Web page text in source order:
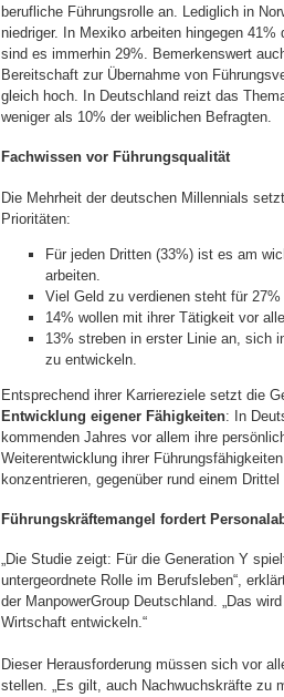
berufliche Führungsrolle an. Lediglich in
niedriger. In Mexiko arbeiten hingegen
sind es immerhin 29%. Bemerkenswert
Bereitschaft zur Übernahme von
gleich hoch. In Deutschland reizt das
weniger als 10% der weib­lichen Befragten.
Fachwissen vor Führungsqualität
Die Mehrheit der deutschen Millennials
Prioritäten:
Für jeden Dritten (33%) ist es am
arbeiten.
Viel Geld zu verdienen steht für
14% wollen mit ihrer Tätigkeit vor
13% streben in erster Linie an, sich
zu entwickeln.
Entsprechend ihrer Karriereziele setzt die
Entwicklung eigener Fähigkeiten: In
kommenden Jahres vor allem ihre
Weiterentwicklung ihrer
konzentrieren, gegenüber rund einem
Führungskräftemangel fordert
„Die Studie zeigt: Für die Generation Y
untergeordnete Rolle im Berufsleben“,
der ManpowerGroup Deutschland. „Das
Wirtschaft entwickeln.“
Dieser Herausforderung müssen sich vor
stellen. „Es gilt, auch Nachwuchskräfte zu